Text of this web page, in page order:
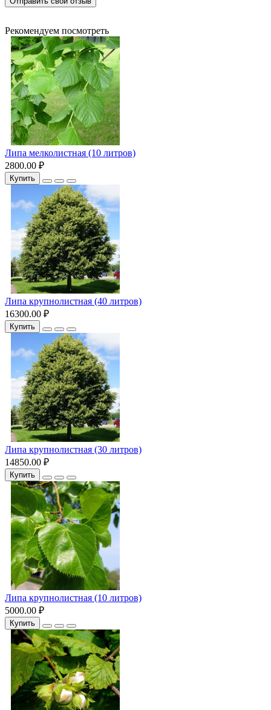
Рекомендуем посмотреть
Липа мелколистная (10 литров)
2800.00 ₽
Купить
Липа крупнолистная (40 литров)
16300.00 ₽
Купить
Липа крупнолистная (30 литров)
14850.00 ₽
Купить
Липа крупнолистная (10 литров)
5000.00 ₽
Купить